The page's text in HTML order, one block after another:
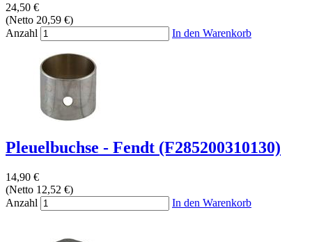
24,50 €
(Netto 20,59 €)
Anzahl
In den Warenkorb
Pleuelbuchse - Fendt (F285200310130)
14,90 €
(Netto 12,52 €)
Anzahl
In den Warenkorb